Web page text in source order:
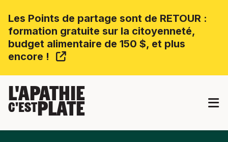
Les Points de partage sont de RETOUR :
formation gratuite sur la citoyenneté,
budget alimentaire de 150 $, et plus
encore !
L'APATHIE
C'ESTPLATE